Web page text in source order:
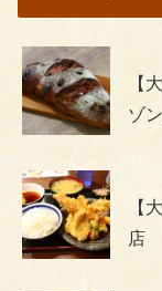
【
ゾ
【
店